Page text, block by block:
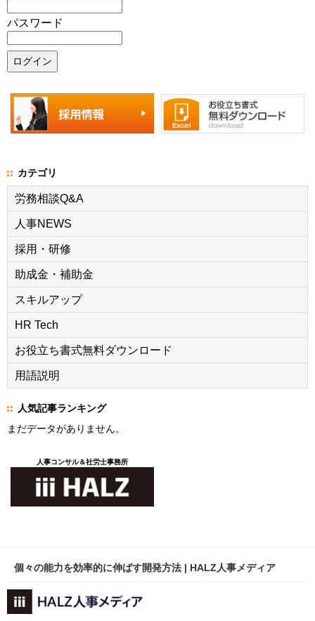
パスワード
カテゴリ
労務相談Q&A
人事NEWS
採用・研修
助成金・補助金
スキルアップ
HR Tech
お役立ち書式無料ダウンロード
用語説明
人気記事ランキング
まだデータがありません。
人事コンサル＆社労士事務所
個々の能力を効率的に伸ばす開発方法 | HALZ人事メディア